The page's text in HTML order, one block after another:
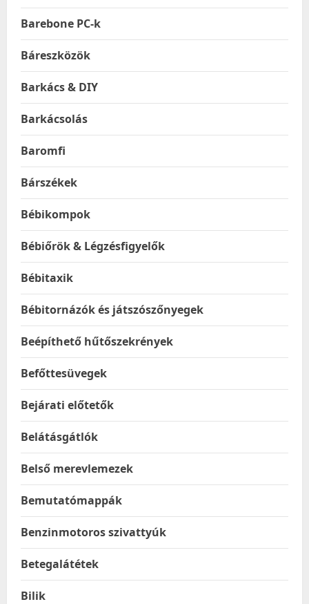
Barebone PC-k
Báreszközök
Barkács & DIY
Barkácsolás
Baromfi
Bárszékek
Bébikompok
Bébiőrök & Légzésfigyelők
Bébitaxik
Bébitornázók és játszószőnyegek
Beépíthető hűtőszekrények
Befőttesüvegek
Bejárati előtetők
Belátásgátlók
Belső merevlemezek
Bemutatómappák
Benzinmotoros szivattyúk
Betegalátétek
Bilik